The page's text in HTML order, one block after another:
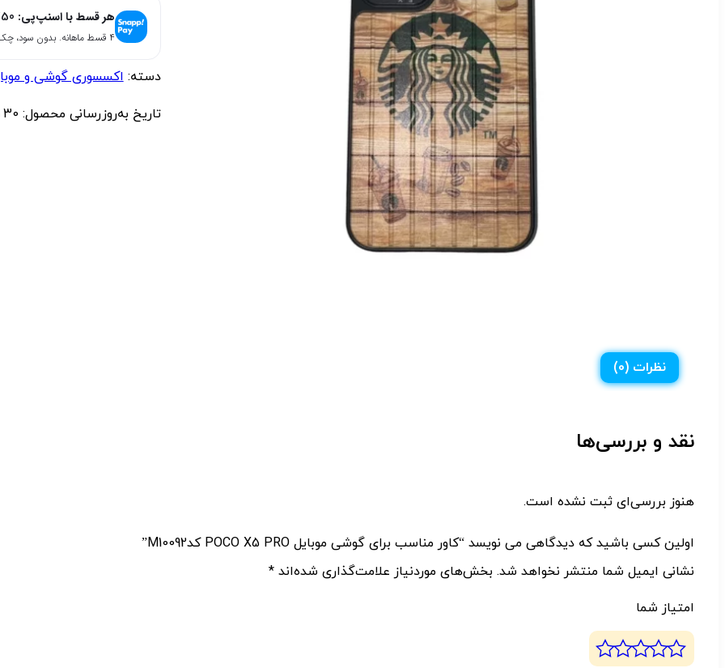
هر قسط با اسنپ‌پی:
۴ قسط ماهانه. بدون سود، چک و ضامن.
دسته:اکسسوری گوشی و
تاریخ به‌روزرسانی محصول: 30 مهر 1404
نظرات (0)
نقد و بررسی‌ها
هنوز بررسی‌ای ثبت نشده است.
اولین کسی باشید که دیدگاهی می نویسد “كاور مناسب برای گوشی موبایل POCO X5 PRO کدM10092”
نشانی ایمیل شما منتشر نخواهد شد. بخش‌های موردنیاز علامت‌گذاری شده‌اند *
امتیاز شما